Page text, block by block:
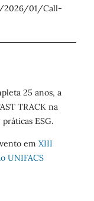
2026/01/Call-
25 anos, a
TRACK na
ESG.
em XIII
UNIFACS